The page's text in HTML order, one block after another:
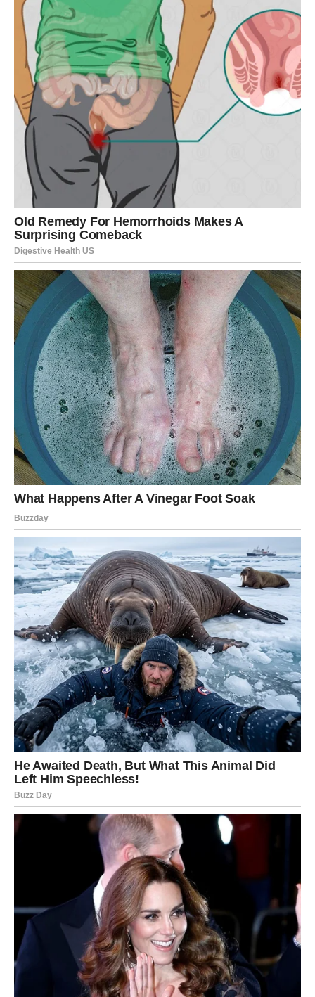
U prethodnom periodu mnoge Škorpije su morale da
zatvore neka poglavlja iz prošlosti. Možda su donele
teške odluke, možda su morale da puste neke ljude iz
svog života ili su jednostavno prolazile kroz fazu u kojoj
su preispitivale svoje ciljeve i želje.
Sada se energija menja. Do kraja marta Škorpija može
dobiti vest koja otvara nova vrata. To može biti ponuda,
prilika ili situacija koja donosi osećaj da se trud i
strpljenje konačno isplaćuju.
Neke Škorpije mogu dobiti dobre vesti vezane za posao
ili finansije. Projekat koji je dugo bio u planu može
konačno početi da daje rezultate. Takođe postoji
mogućnost da se pojavi osoba iz prošlosti koja želi da
popravi odnos i pokaže drugačiji pristup nego ranije.
Ovaj period može Škorpiji doneti osećaj da je sudbina
konačno na njenoj strani. Posle svega kroz šta je prošla,
dolaze dani u kojima može osetiti nagradu za svoju snagu
i istrajnost.
Devica – Dolazi potvrda da je
strpljenje vredelo
Devica je znak koji je poznat po svojoj analitičnosti,
odgovornosti i želji da sve uradi na najbolji mogući način.
Ona često mnogo razmišlja i pokušava da pronađe
savršeno rešenje za svaku situaciju.
U poslednje vreme mnoge Device su se nalazile u fazi
čekanja. Možda su čekale odgovor na neku važnu odluku,
možda su radile na planu koji zahteva vreme i trud, ili su
jednostavno želele da vide da li će njihov rad doneti
rezultate.
Do kraja marta Device mogu dobiti potvrdu da su na
pravom putu. Dobre vesti mogu stići kroz posao, finansije
ili neku ličnu situaciju koja je dugo bila neizvesna.
Za neke pripadnike ovog znaka može se pojaviti prilika
koja menja planove na bolje. To može biti ponuda, nova
saradnja ili priznanje za trud koji su uložili. Ono što je
sigurno jeste da će Devica osetiti olakšanje i zadovoljstvo
jer će videti da njen rad nije bio uzaludan.
Ovaj period može joj doneti novu motivaciju i energiju da
nastavi dalje sa još više samopouzdanja.